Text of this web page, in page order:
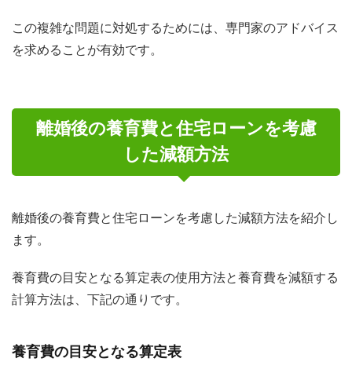
この複雑な問題に対処するためには、専門家のアドバイス
を求めることが有効です。
離婚後の養育費と住宅ローンを考慮
した減額方法
離婚後の養育費と住宅ローンを考慮した減額方法を紹介し
ます。
養育費の目安となる算定表の使用方法と養育費を減額する
計算方法は、下記の通りです。
養育費の目安となる算定表